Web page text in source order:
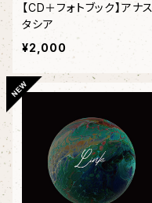
【CD＋フォトブック】アナス
タシア
¥2,000